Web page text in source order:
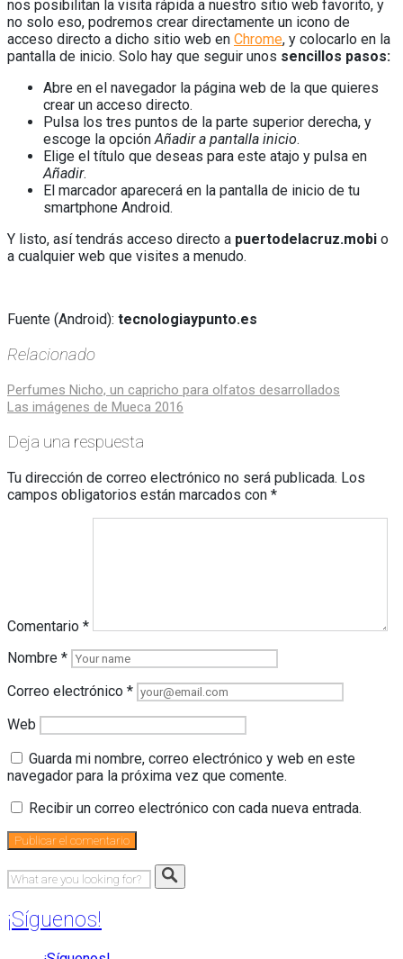
nos posibilitan la visita rápida a nuestro sitio web favorito, y
no solo eso, podremos crear directamente un icono de
acceso directo a dicho sitio web en Chrome, y colocarlo en la
pantalla de inicio. Solo hay que seguir unos sencillos pasos:
Abre en el navegador la página web de la que quieres
crear un acceso directo.
Pulsa los tres puntos de la parte superior derecha, y
escoge la opciónAñadir a pantalla inicio.
Elige el título que deseas para este atajo y pulsa en
Añadir.
El marcador aparecerá en la pantalla de inicio de tu
smartphone Android.
Y listo, así tendrás acceso directo a puertodelacruz.mobi o
a cualquier web que visites a menudo.
Fuente (Android): tecnologiaypunto.es
Relacionado
Navegación
de
entradas
Perfumes Nicho, un capricho para olfatos desarrollados
Las imágenes de Mueca 2016
Deja una respuesta
Tu dirección de correo electrónico no será publicada. Los
campos obligatorios están marcados con *
Comentario *
Nombre *
Correo electrónico *
Web
Guarda mi nombre, correo electrónico y web en este
navegador para la próxima vez que comente.
Recibir un correo electrónico con cada nueva entrada.
¡Síguenos!